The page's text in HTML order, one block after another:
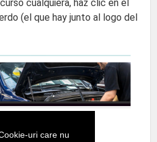
uri care nu
cualquiera, haz clic en el
(el que hay junto al logo del
Navegación.